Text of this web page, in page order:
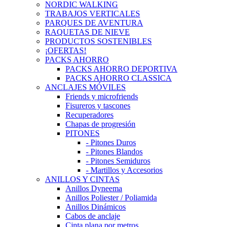
NORDIC WALKING
TRABAJOS VERTICALES
PARQUES DE AVENTURA
RAQUETAS DE NIEVE
PRODUCTOS SOSTENIBLES
¡OFERTAS!
PACKS AHORRO
PACKS AHORRO DEPORTIVA
PACKS AHORRO CLASSICA
ANCLAJES MÓVILES
Friends y microfriends
Fisureros y tascones
Recuperadores
Chapas de progresión
PITONES
- Pitones Duros
- Pitones Blandos
- Pitones Semiduros
- Martillos y Accesorios
ANILLOS Y CINTAS
Anillos Dyneema
Anillos Poliester / Poliamida
Anillos Dinámicos
Cabos de anclaje
Cinta plana por metros